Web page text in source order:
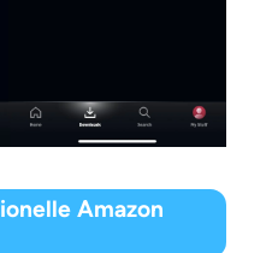
Amazon